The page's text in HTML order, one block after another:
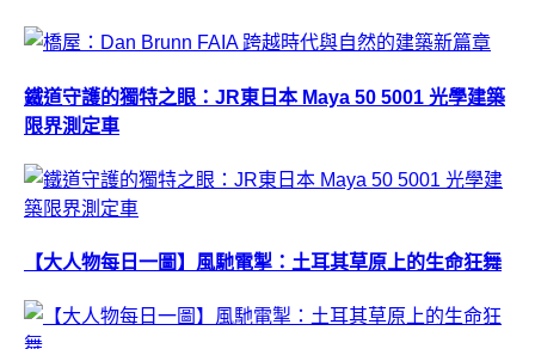
鐵道守護的獨特之眼：JR東日本 Maya 50 5001 光學建築
限界測定車
【大人物每日一圖】風馳電掣：土耳其草原上的生命狂舞